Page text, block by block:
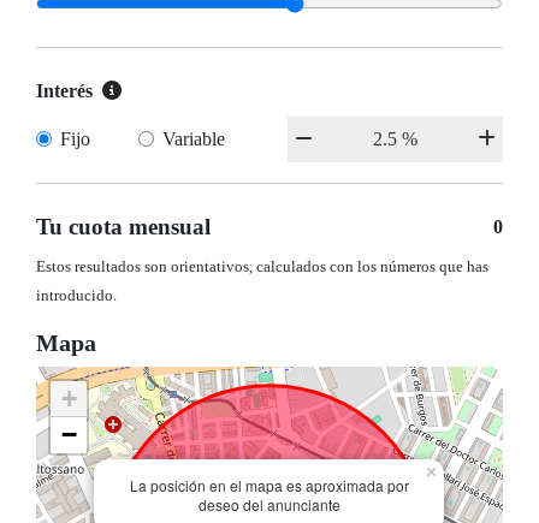
Interés
Fijo Variable
Tu cuota mensual 0
Estos resultados son orientativos, calculados con los números que has
introducido.
Mapa
La posición en el mapa es aproximada por
deseo del anunciante
×
+
−